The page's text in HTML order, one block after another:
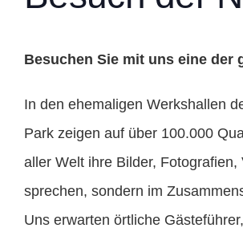
Besuchen Sie mit uns eine
In den ehemaligen Werkshallen
Park zeigen auf über 100.000
aller Welt ihre Bilder,
sprechen, sondern im
Uns erwarten örtliche